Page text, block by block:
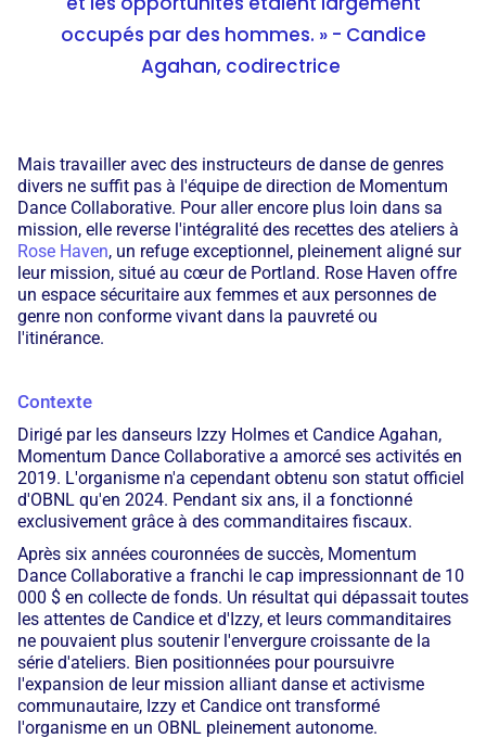
occupés par des hommes. » - Candice
Agahan, codirectrice
Mais travailler avec des instructeurs de danse de genres
divers ne suffit pas à l'équipe de direction de Momentum
Dance Collaborative. Pour aller encore plus loin dans sa
mission, elle reverse l'intégralité des recettes des ateliers à
Rose Haven, un refuge exceptionnel, pleinement aligné sur
leur mission, situé au cœur de Portland. Rose Haven offre
un espace sécuritaire aux femmes et aux personnes de
genre non conforme vivant dans la pauvreté ou
l'itinérance.
Contexte
Dirigé par les danseurs Izzy Holmes et Candice Agahan,
Momentum Dance Collaborative a amorcé ses activités en
2019. L'organisme n'a cependant obtenu son statut officiel
d'OBNL qu'en 2024. Pendant six ans, il a fonctionné
exclusivement grâce à des commanditaires fiscaux.
Après six années couronnées de succès, Momentum
Dance Collaborative a franchi le cap impressionnant de 10
000 $ en collecte de fonds. Un résultat qui dépassait toutes
les attentes de Candice et d'Izzy, et leurs commanditaires
ne pouvaient plus soutenir l'envergure croissante de la
série d'ateliers. Bien positionnées pour poursuivre
l'expansion de leur mission alliant danse et activisme
communautaire, Izzy et Candice ont transformé
l'organisme en un OBNL pleinement autonome.